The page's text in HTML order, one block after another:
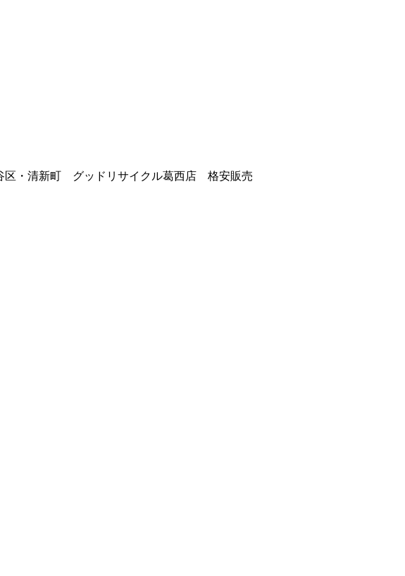
区・清新町 グッドリサイクル葛西店 格安販売